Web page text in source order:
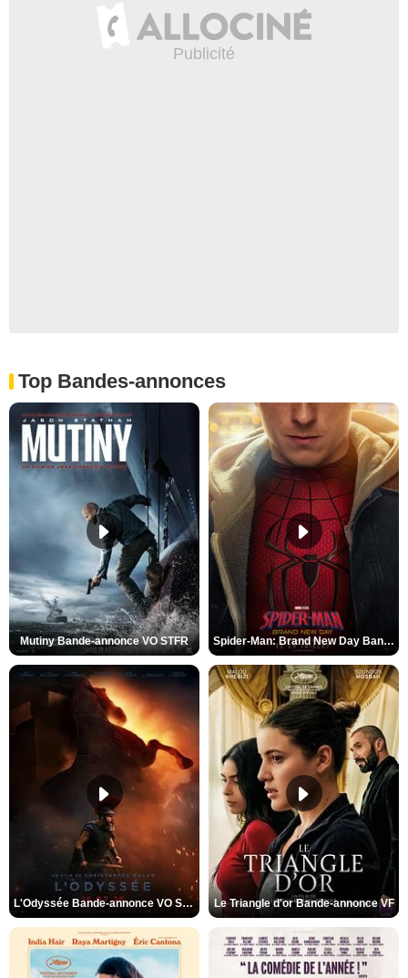
Top Bandes-annonces
Mutiny Bande-annonce VO STFR Spider-Man: Brand New Day Bande-annonce VO STFR
L'Odyssée Bande-annonce VO STFR Le Triangle d'or Bande-annonce VF